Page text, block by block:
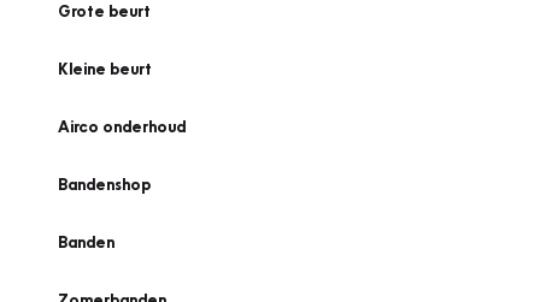
Grote beurt
Kleine beurt
Airco onderhoud
Bandenshop
Banden